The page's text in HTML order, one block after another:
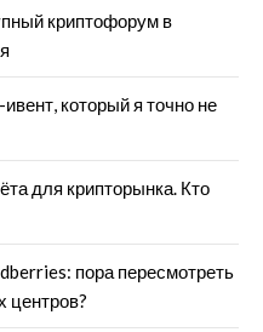
криптофорум в
который я точно не
для крипторынка. Кто
пора пересмотреть
центров?